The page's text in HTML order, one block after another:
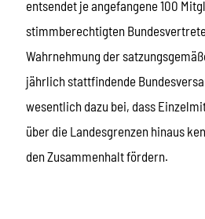
entsendet je angefangene 100
stimmberechtigten
Wahrnehmung der
jährlich stattfindende
wesentlich dazu bei, dass
über die Landesgrenzen hinaus
den Zusammenhalt fördern.